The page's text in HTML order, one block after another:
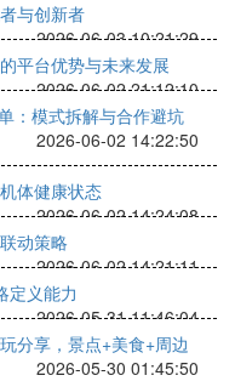
与创新者
2026-06-03 10:21:29
平台优势与未来发展
2026-06-02 21:12:10
：模式拆解与合作避坑
2026-06-02 14:22:50
体健康状态
2026-06-02 14:24:08
动策略
2026-06-02 14:21:11
定义能力
2026-05-31 11:46:04
分享，景点+美食+周边
2026-05-30 01:45:50